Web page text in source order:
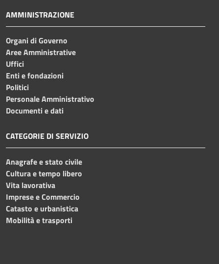
AMMINISTRAZIONE
Organi di Governo
Aree Amministrative
Uffici
Enti e fondazioni
Politici
Personale Amministrativo
Documenti e dati
CATEGORIE DI SERVIZIO
Anagrafe e stato civile
Cultura e tempo libero
Vita lavorativa
Imprese e Commercio
Catasto e urbanistica
Mobilità e trasporti